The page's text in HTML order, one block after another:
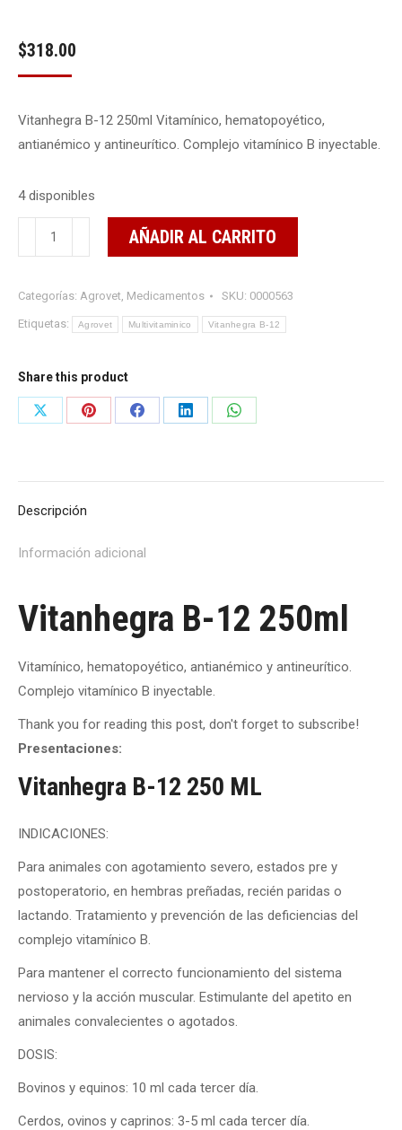
$318.00
Vitanhegra B-12 250ml Vitamínico, hematopoyético,
antianémico y antineurítico. Complejo vitamínico B inyectable.
4 disponibles
Vitanhegra
B-
250ml
cantidad
AÑADIR AL CARRITO
Categorías: Agrovet, Medicamentos SKU: 0000563
Etiquetas: Agrovet Multivitaminico Vitanhegra B-12
Share this product
Share
Share
Share
Share
Share
Descripción
Información adicional
Vitanhegra B-12 250ml
Vitamínico, hematopoyético, antianémico y antineurítico.
Complejo vitamínico B inyectable.
Thank you for reading this post, don't forget to subscribe!
Presentaciones:
Vitanhegra B-12 250 ML
INDICACIONES:
Para animales con agotamiento severo, estados pre y
postoperatorio, en hembras preñadas, recién paridas o
lactando. Tratamiento y prevención de las deficiencias del
complejo vitamínico B.
Para mantener el correcto funcionamiento del sistema
nervioso y la acción muscular. Estimulante del apetito en
animales convalecientes o agotados.
DOSIS:
Bovinos y equinos: 10 ml cada tercer día.
Cerdos, ovinos y caprinos: 3-5 ml cada tercer día.